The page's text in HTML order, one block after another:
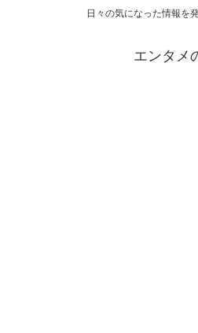
日々の気になった情報を
エンタメ